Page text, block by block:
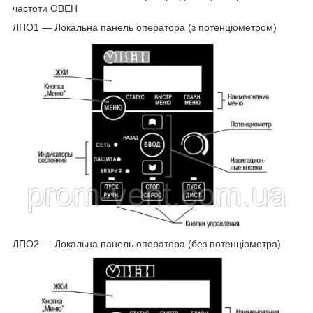
частоти ОВЕН
ЛПО1 — Локальна панель оператора (з потенціометром)
ЛПО2 — Локальна панель оператора (без потенціометра)